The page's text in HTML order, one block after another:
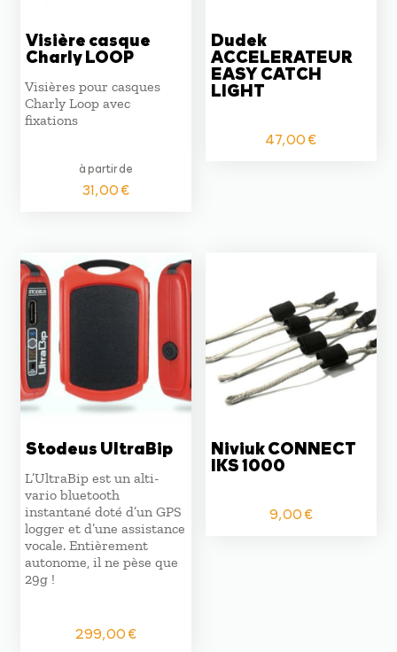
Visière casque
Charly LOOP
Visières pour casques
Charly Loop avec
fixations
à partir de
31,00€
Dudek
ACCELERATEUR
EASY CATCH
LIGHT
47,00€
Stodeus UltraBip
L’UltraBip est un alti-
vario bluetooth
instantané doté d’un GPS
logger et d’une assistance
vocale. Entièrement
autonome, il ne pèse que
29g !
299,00€
Niviuk CONNECT
IKS 1000
9,00€